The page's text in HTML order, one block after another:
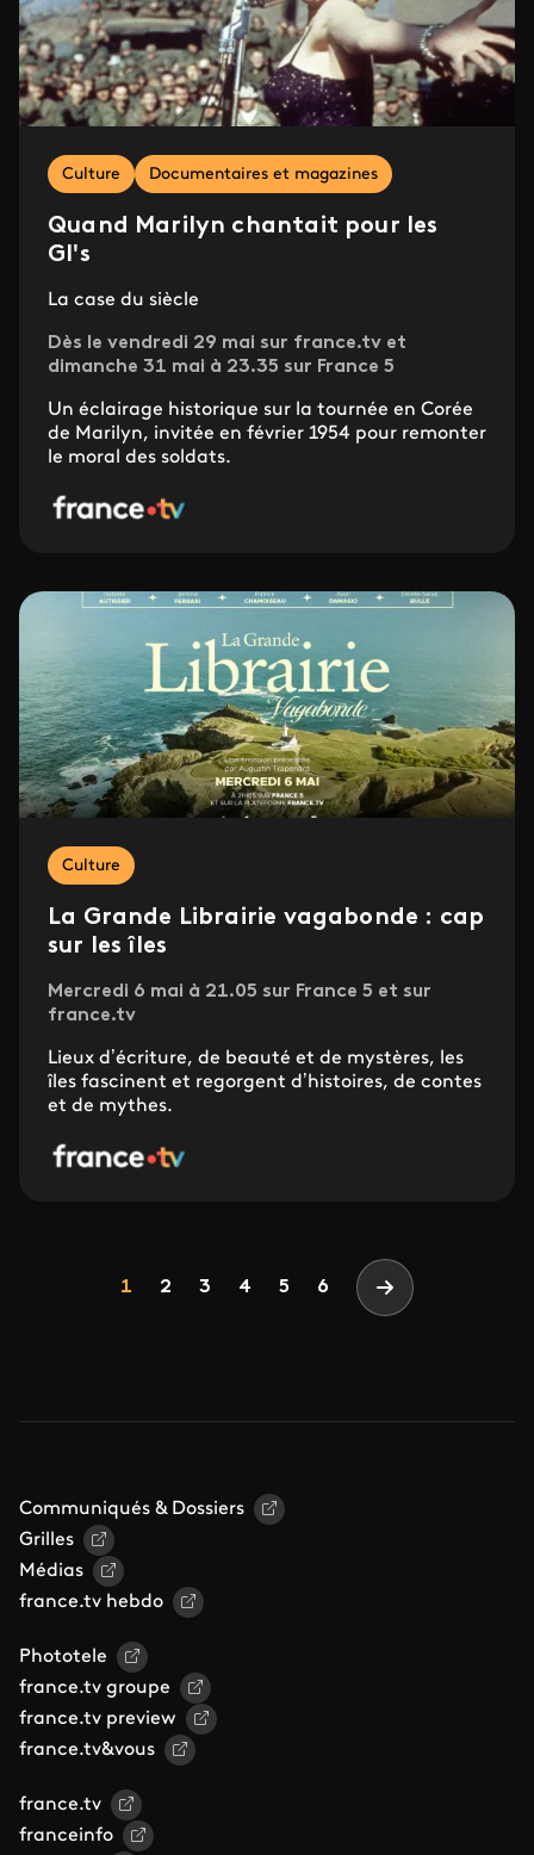
Culture Documentaires et magazines
Quand Marilyn chantait pour les
GI's
La case du siècle
Dès le vendredi 29 mai sur france.tv et
dimanche 31 mai à 23.35 sur France 5
Un éclairage historique sur la tournée en Corée
de Marilyn, invitée en février 1954 pour remonter
le moral des soldats.
Culture
La Grande Librairie vagabonde : cap
sur les îles
Mercredi 6 mai à 21.05 sur France 5 et sur
france.tv
Lieux d’écriture, de beauté et de mystères, les
îles fascinent et regorgent d’histoires, de contes
et de mythes.
Page
1 Page
2 Page
3 Page
4 Page
5 Page
6 Page suivante
Communiqués & Dossiers
Grilles
Médias
france.tv hebdo
Phototele
france.tv groupe
france.tv preview
france.tv&vous
france.tv
franceinfo